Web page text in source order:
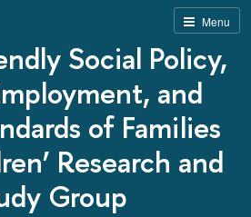
Menu
Social Policy,
and
of Families
Research and
Group